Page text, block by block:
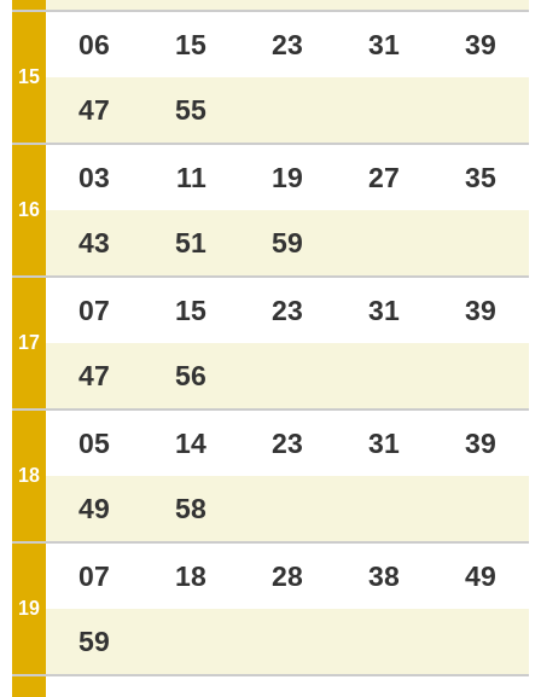
15 ジ
06 15 23 31 39
47 55
16 ジ
03 11 19 27 35
43 51 59
17 ジ
07 15 23 31 39
47 56
18 ジ
05 14 23 31 39
49 58
19 ジ
07 18 28 38 49
59